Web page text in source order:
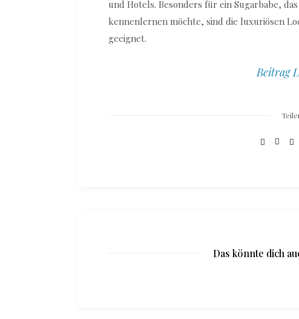
und Hotels. Besonders für ein Sugarbabe,
kennenlernen möchte, sind die luxuriösen
geeignet.
Beitrag
Das könnte dich